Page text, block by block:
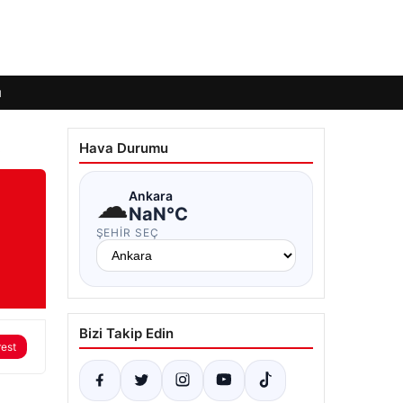
Hava Durumu
☁Ankara
NaN°C
ŞEHIR SEÇ
Bizi Takip Edin